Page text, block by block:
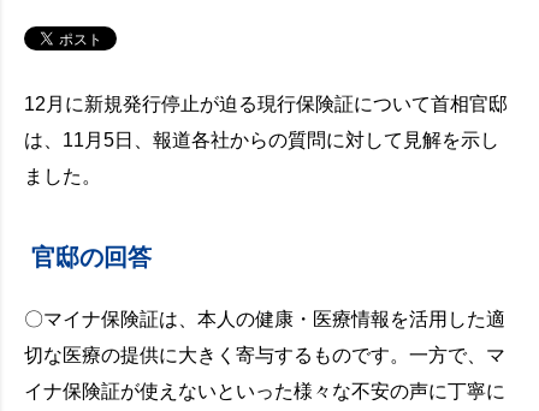
12月に新規発行停止が迫る現行保険証について首相官邸
は、11月5日、報道各社からの質問に対して見解を示し
ました。
官邸の回答
〇マイナ保険証は、本人の健康・医療情報を活用した適
切な医療の提供に大きく寄与するものです。一方で、マ
イナ保険証が使えないといった様々な不安の声に丁寧に